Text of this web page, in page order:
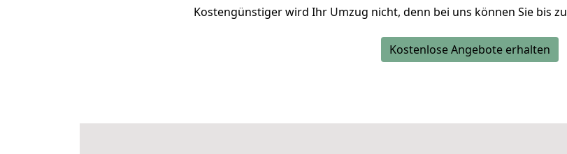
Kostengünstiger wird Ihr Umzug nicht, denn bei uns können Sie bis zu
Kostenlose Angebote erhalten